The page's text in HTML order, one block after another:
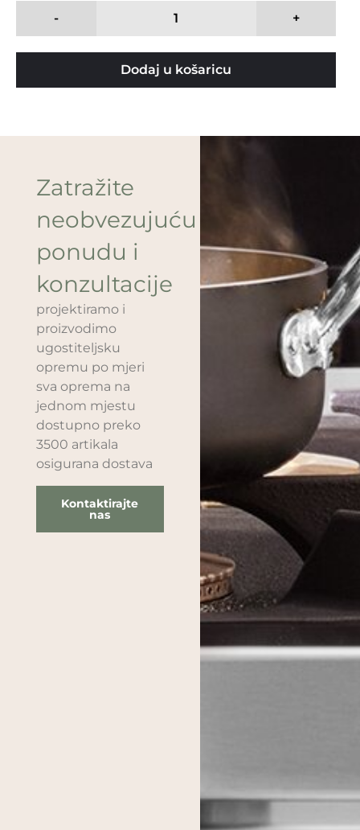
- +
Dodaj u košaricu
Zatražite
neobvezujuću
ponudu i
konzultacije
projektiramo i
proizvodimo
ugostiteljsku
opremu po mjeri
sva oprema na
jednom mjestu
dostupno preko
3500 artikala
osigurana dostava
Kontaktirajte
nas